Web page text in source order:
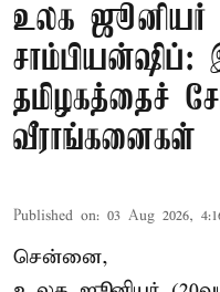
உலக ஜூனியர்
சாம்பியன்ஷிப்:
தமிழகத்தைச்
வீராங்கனைகள்
Published on: 03 Aug 2026,
சென்னை,